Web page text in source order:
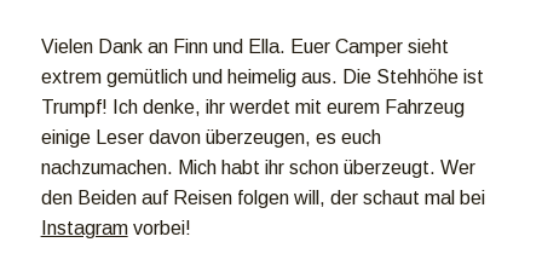
Vielen Dank an Finn und Ella. Euer Camper sieht
extrem gemütlich und heimelig aus. Die Stehhöhe ist
Trumpf! Ich denke, ihr werdet mit eurem Fahrzeug
einige Leser davon überzeugen, es euch
nachzumachen. Mich habt ihr schon überzeugt. Wer
den Beiden auf Reisen folgen will, der schaut mal bei
Instagramvorbei!